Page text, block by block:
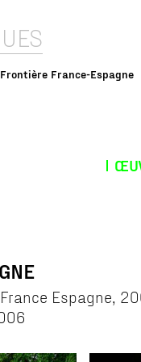
Frontière France-Espagne
Espagne,